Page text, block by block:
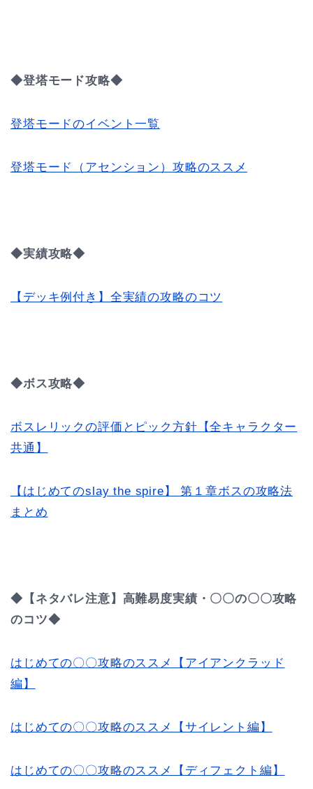
◆登塔モード攻略◆
登塔モードのイベント一覧
登塔モード（アセンション）攻略のススメ
◆実績攻略◆
【デッキ例付き】全実績の攻略のコツ
◆ボス攻略◆
ボスレリックの評価とピック方針【全キャラクター
共通】
【はじめてのslay the spire】 第１章ボスの攻略法
まとめ
◆【ネタバレ注意】高難易度実績・〇〇の〇〇攻略
のコツ◆
はじめての〇〇攻略のススメ【アイアンクラッド
編】
はじめての〇〇攻略のススメ【サイレント編】
はじめての〇〇攻略のススメ【ディフェクト編】